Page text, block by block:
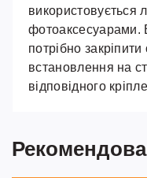
використовується
фотоаксесуарами.
потрібно
встановлення на
відповідного